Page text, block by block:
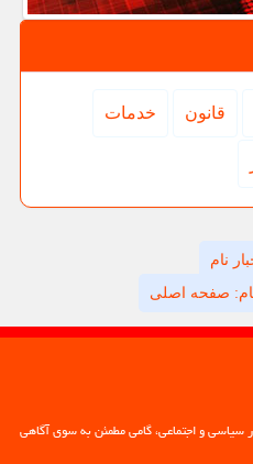
قانون خدمات
نام
صفحه اصلی